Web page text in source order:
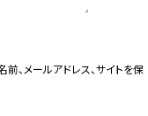
、メールアドレス、サイトを保